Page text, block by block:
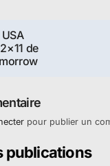
de
pour publier un
publications